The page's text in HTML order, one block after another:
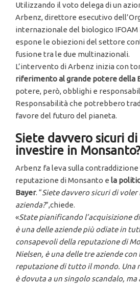
Utilizzando il voto delega di un
Arbenz, direttore esecutivo
internazionale del biologico
espone le obiezioni del settore
fusione tra le due multinazionali.
L’intervento di Arbenz inizia con
riferimento al grande potere della
potere, però, obblighi e
Responsabilità che potrebbero
favore del futuro del pianeta.
Siete davvero sicuri
investire in Monsanto?
Arbenz fa leva sulla
reputazione di Monsanto e la
Bayer. “Siete davvero sicuri di
azienda?”,chiede.
«State pianificando l’acquisizione
è una delle aziende più odiate in
consapevoli della reputazione di
Nielsen, è una delle tre aziende con
reputazione di tutto il mondo. Una
è dovuta a un singolo scandalo,